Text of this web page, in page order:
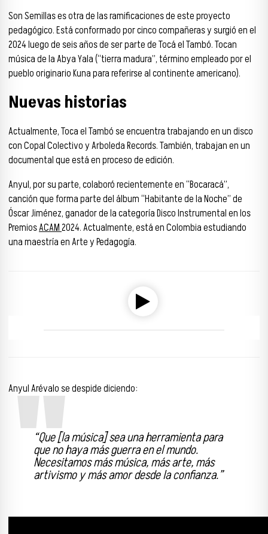
Son Semillas es otra de las ramificaciones de este proyecto
pedagógico. Está conformado por cinco compañeras y surgió en el
2024 luego de seis años de ser parte de Tocá el Tambó. Tocan
música de la Abya Yala (“tierra madura”, término empleado por el
pueblo originario Kuna para referirse al continente americano).
Nuevas historias
Actualmente, Toca el Tambó se encuentra trabajando en un disco
con Copal Colectivo y Arboleda Records. También, trabajan en un
documental que está en proceso de edición.
Anyul, por su parte, colaboró recientemente en “Bocaracá”,
canción que forma parte del álbum “Habitante de la Noche” de
Óscar Jiménez, ganador de la categoría Disco Instrumental en los
PremiosACAM2024. Actualmente, está en Colombia estudiando
una maestría en Arte y Pedagogía.
Anyul Arévalo se despide diciendo:
“Que [la música] sea una herramienta para
que no haya más guerra en el mundo.
Necesitamos más música, más arte, más
artivismo y más amor desde la confianza.”